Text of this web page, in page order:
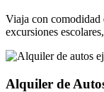
Viaja con comodidad
excursiones
Alquiler de